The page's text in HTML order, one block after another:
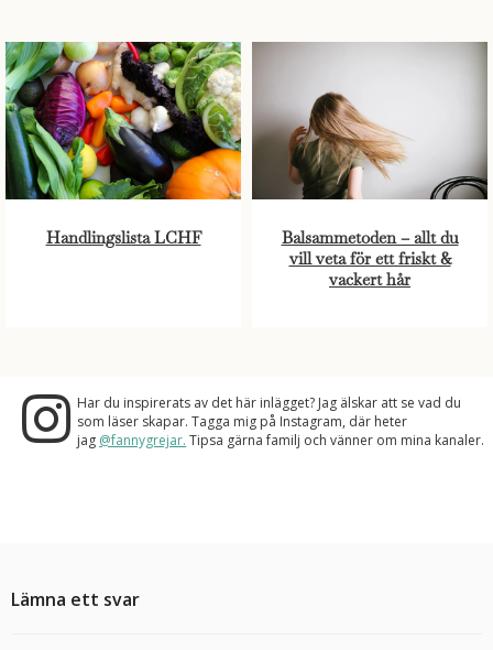
Handlingslista LCHF
Balsammetoden – allt du
vill veta för ett friskt &
vackert hår
Har du inspirerats av det här inlägget? Jag älskar att se vad du
som läser skapar. Tagga mig på Instagram, där heter
jag @fannygrejar. Tipsa gärna familj och vänner om mina kanaler.
Lämna ett svar